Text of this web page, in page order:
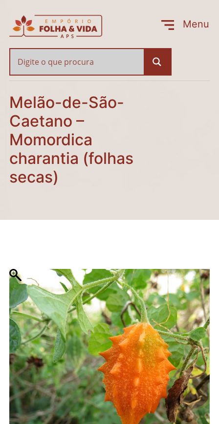
Menu
Fechar
Melão-de-São-
Melão-de-São-
Caetano –
Momordica
charantia (folhas
secas)